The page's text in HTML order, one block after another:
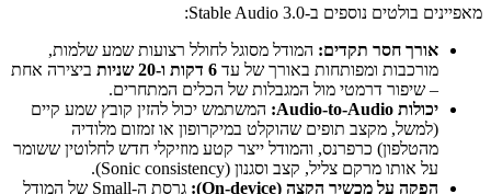
מאפיינים בולטים נוספים ב-Stable Audio 3.0:
אורך חסר תקדים: המודל מסוגל לחולל רצועות שמע שלמות,
מורכבות ומפותחות באורך של עד 6 דקות ו-20 שניות
ביצירה אחת
– שיפור דרמטי מול המגבלות של הכלים המתחרים.
יכולות Audio-to-Audio:
המשתמש יכול להזין קובץ שמע קיים
(למשל, מקצב תופים שהוקלט במיקרופון או זמזום מלודיה
מהטלפון) כרפרנס, והמודל ייצר קטע מוזיקלי חדש לחלוטין ששומר
על אותו מרקם צליל, קצב וסגנון (Sonic consistency).
הפקה על מכשיר הקצה (On-device):
גרסת ה-Small של המודל